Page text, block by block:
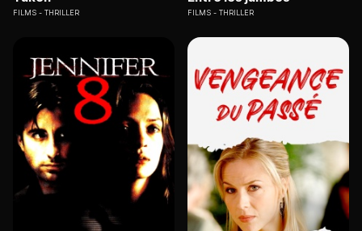
FILMS THRILLER FILMS THRILLER